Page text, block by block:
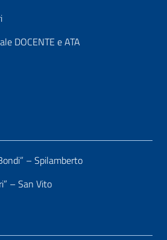
DOCENTE e ATA
– Spilamberto
– San Vito